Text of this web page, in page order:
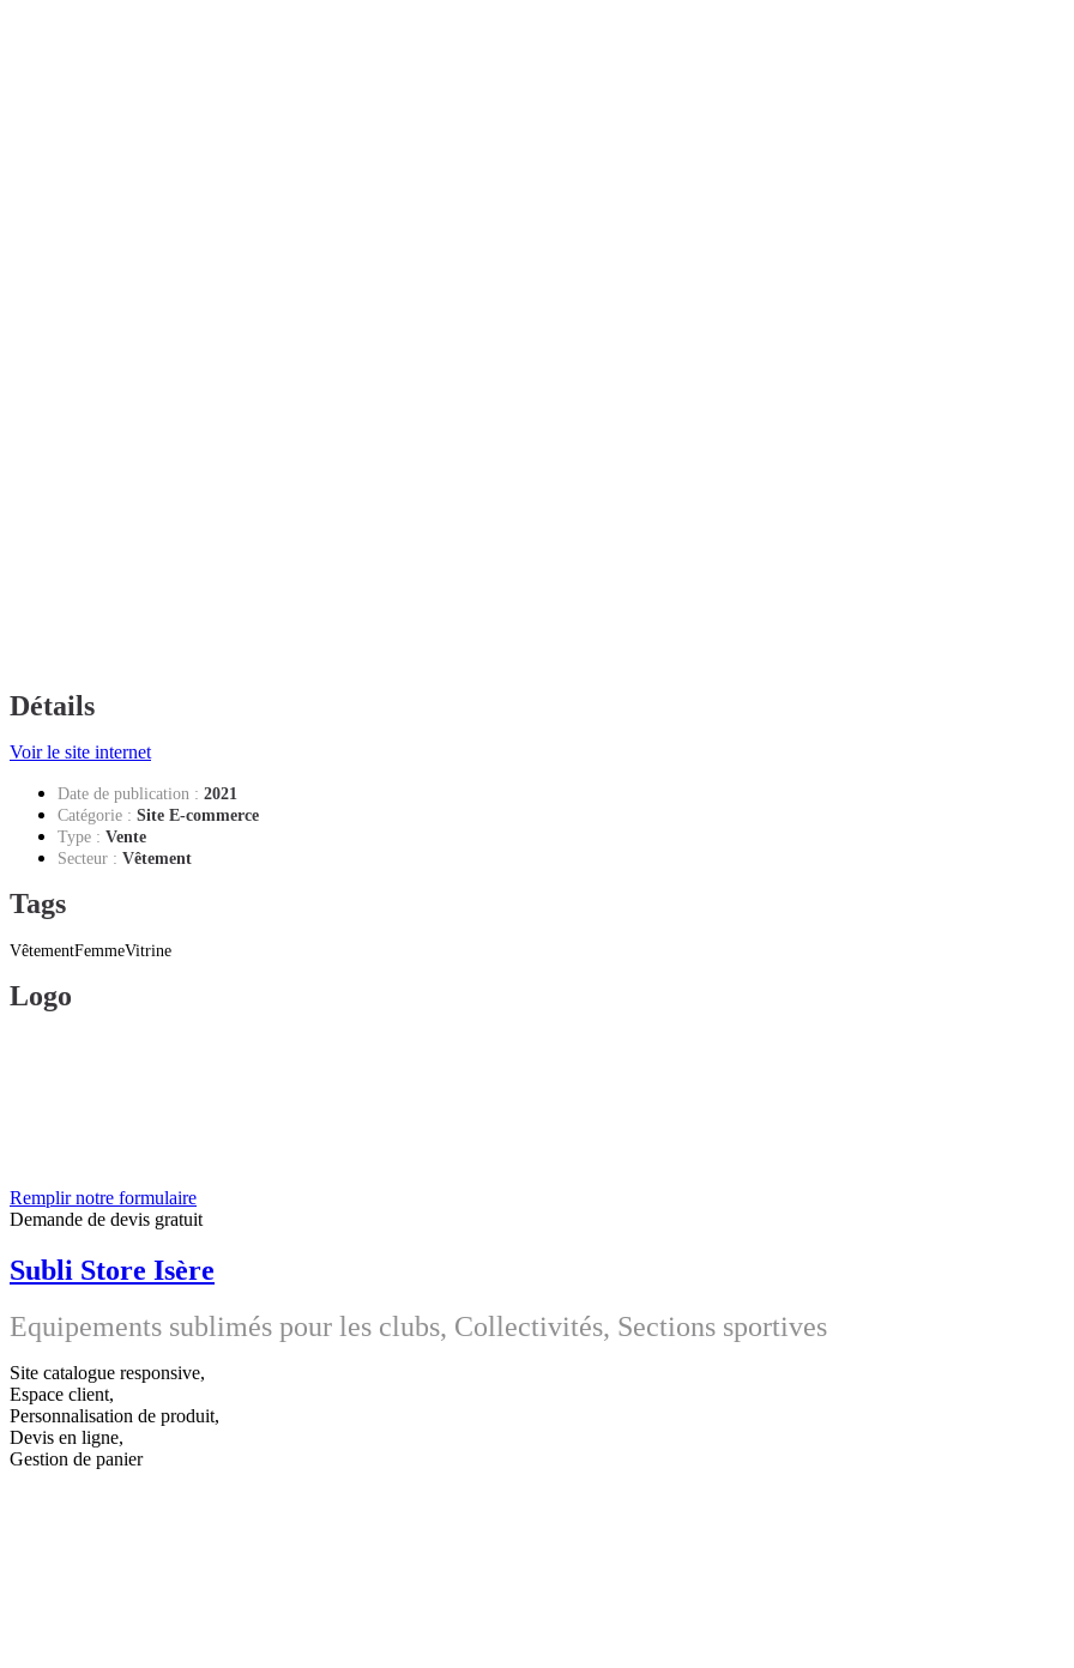
Détails
Voir le site internet
Date de publication : 2021
Catégorie : Site E-commerce
Type : Vente
Secteur : Vêtement
Tags
VêtementFemmeVitrine
Logo
Remplir notre formulaire
Demande de devis gratuit
Subli Store Isère
Equipements sublimés pour les clubs, Collectivités, Sections sportives
Site catalogue responsive,
Espace client,
Personnalisation de produit,
Devis en ligne,
Gestion de panier